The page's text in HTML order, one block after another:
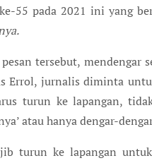
55 pada 2021 ini yang
tersebut, mendengar
Errol, jurnalis diminta
turun ke lapangan,
atau hanya dengar-
turun ke lapangan